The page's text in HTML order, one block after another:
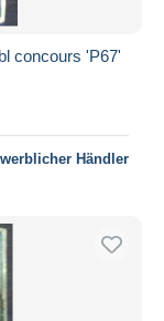
concours 'P67'
Händler